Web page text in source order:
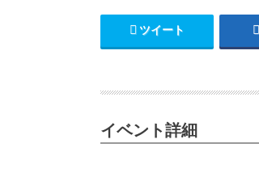
ツイート
イベント詳細